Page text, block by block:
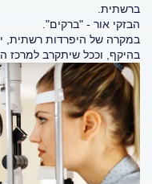
ברשתית.
הבזקי אור - "ברקים".
במקרה של היפרדות רשתית,
בהיקף, וככל שיתקרב למרכז